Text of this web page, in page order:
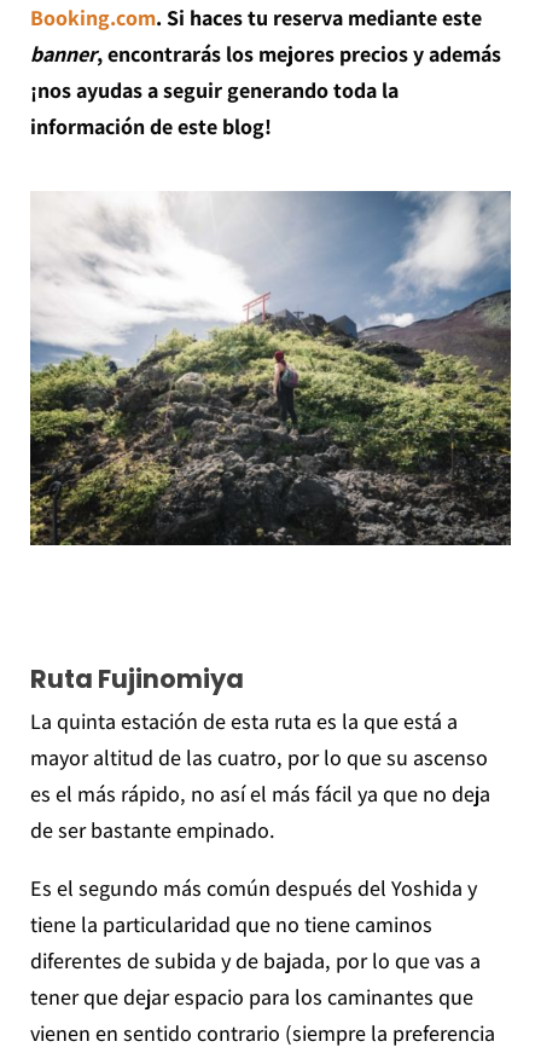
Booking.com. Si haces tu reserva mediante este
banner, encontrarás los mejores precios y además
¡nos ayudas a seguir generando toda la
información de este blog!
Ruta Fujinomiya
La quinta estación de esta ruta es la que está a
mayor altitud de las cuatro, por lo que su ascenso
es el más rápido, no así el más fácil ya que no deja
de ser bastante empinado.
Es el segundo más común después del Yoshida y
tiene la particularidad que no tiene caminos
diferentes de subida y de bajada, por lo que vas a
tener que dejar espacio para los caminantes que
vienen en sentido contrario (siempre la preferencia